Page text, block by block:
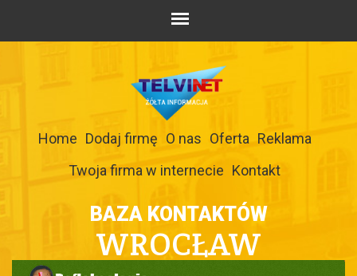
Home Dodaj firmę O nas Oferta Reklama
Twoja firma w internecie Kontakt
BAZA KONTAKTÓW
WROCŁAW